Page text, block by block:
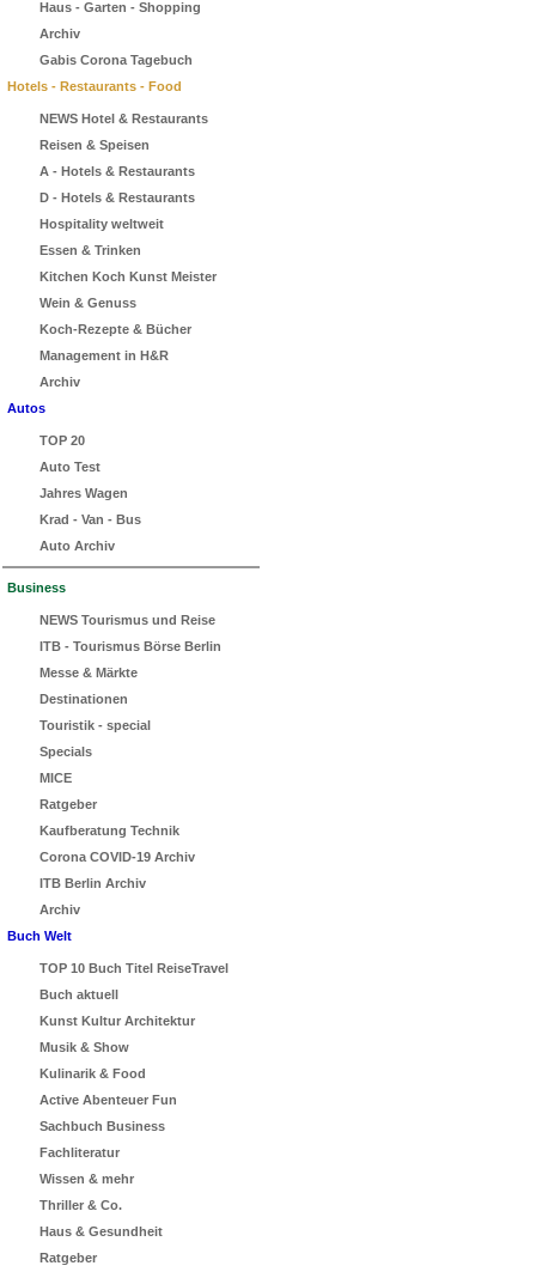
Haus - Garten - Shopping
Archiv
Gabis Corona Tagebuch
Hotels - Restaurants - Food
NEWS Hotel & Restaurants
Reisen & Speisen
A - Hotels & Restaurants
D - Hotels & Restaurants
Hospitality weltweit
Essen & Trinken
Kitchen Koch Kunst Meister
Wein & Genuss
Koch-Rezepte & Bücher
Management in H&R
Archiv
Autos
TOP 20
Auto Test
Jahres Wagen
Krad - Van - Bus
Auto Archiv
Business
NEWS Tourismus und Reise
ITB - Tourismus Börse Berlin
Messe & Märkte
Destinationen
Touristik - special
Specials
MICE
Ratgeber
Kaufberatung Technik
Corona COVID-19 Archiv
ITB Berlin Archiv
Archiv
Buch Welt
TOP 10 Buch Titel ReiseTravel
Buch aktuell
Kunst Kultur Architektur
Musik & Show
Kulinarik & Food
Active Abenteuer Fun
Sachbuch Business
Fachliteratur
Wissen & mehr
Thriller & Co.
Haus & Gesundheit
Ratgeber